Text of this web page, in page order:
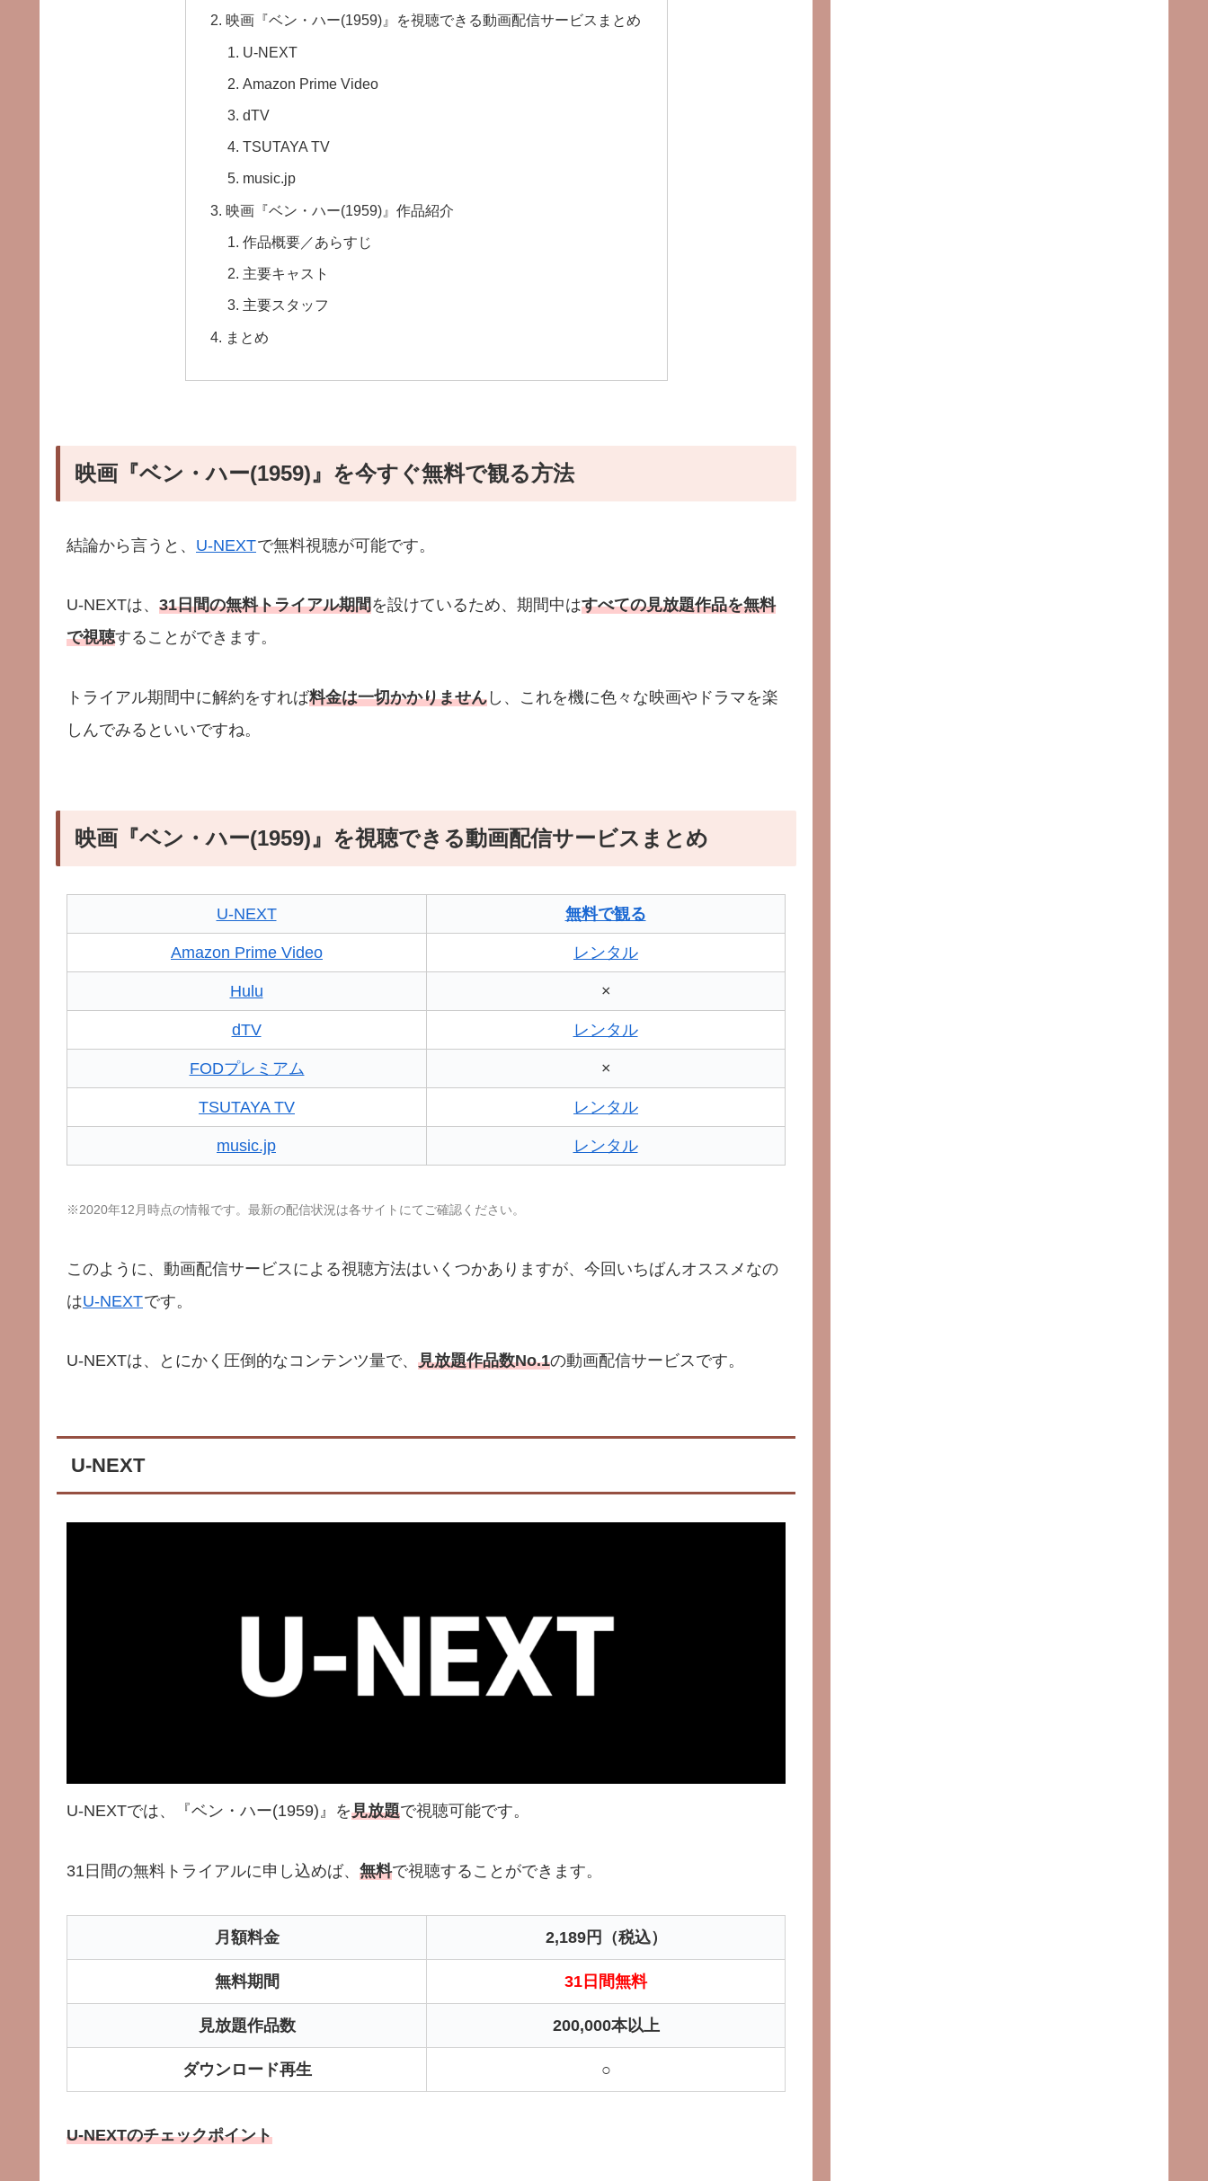
映画『ベン・ハー(1959)』を視聴できる動画配信サービスまとめ
U-NEXT
Amazon Prime Video
dTV
TSUTAYA TV
music.jp
映画『ベン・ハー(1959)』作品紹介
作品概要／あらすじ
主要キャスト
主要スタッフ
まとめ
映画『ベン・ハー(1959)』を今すぐ無料で観る方法
結論から言うと、 U-NEXTで無料視聴が可能です。
U-NEXTは、 31日間の無料トライアル期間を設けているため、期間中はすべての見放題作品を無料
で視聴することができます。
トライアル期間中に解約をすれば料金は一切かかりません し、これを機に色々な映画やドラマを楽
しんでみるといいですね。
映画『ベン・ハー(1959)』を視聴できる動画配信サービスまとめ
U-NEXT 無料で観る
Amazon Prime Video レンタル
Hulu ×
dTV レンタル
FODプレミアム ×
TSUTAYA TV レンタル
music.jp レンタル
※2020年12月時点の情報です。最新の配信状況は各サイトにてご確認ください。
このように、動画配信サービスによる視聴方法はいくつかありますが、今回いちばんオススメなの
はU-NEXTです。
U-NEXTは、とにかく圧倒的なコンテンツ量で、 見放題作品数No.1の動画配信サービスです。
U-NEXT
U-NEXTでは、『ベン・ハー(1959)』を見放題で視聴可能です。
31日間の無料トライアルに申し込めば、 無料で視聴することができます。
月額料金 2,189円（税込）
無料期間 31日間無料
見放題作品数 200,000本以上
ダウンロード再生 ○
U-NEXTのチェックポイント